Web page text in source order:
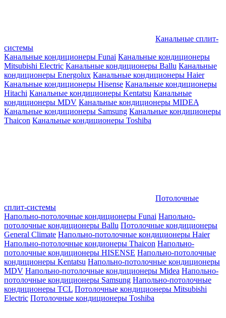
Канальные сплит-
системы
Канальные кондиционеры Funai Канальные кондиционеры
Mitsubishi Electric Канальные кондиционеры Ballu Канальные
кондиционеры Energolux Канальные кондиционеры Haier
Канальные кондиционеры Hisense Канальные кондиционеры
Hitachi Канальные кондиционеры Kentatsu Канальные
кондиционеры MDV Канальные кондиционеры MIDEA
Канальные кондиционеры Samsung Канальные кондиционеры
Thaicon Канальные кондиционеры Toshiba
Потолочные
сплит-системы
Напольно-потолочные кондиционеры Funai Напольно-
потолочные кондиционеры Ballu Потолочные кондиционеры
General Climate Напольно-потолочные кондиционеры Haier
Напольно-потолочные кондионеры Thaicon Напольно-
потолочные кондиционеры HISENSE Напольно-потолочные
кондиционеры Kentatsu Напольно-потолочные кондиционеры
MDV Напольно-потолочные кондиционеры Midea Напольно-
потолочные кондиционеры Samsung Напольно-потолочные
кондиционеры TCL Потолочные кондиционеры Mitsubishi
Electric Потолочные кондиционеры Toshiba